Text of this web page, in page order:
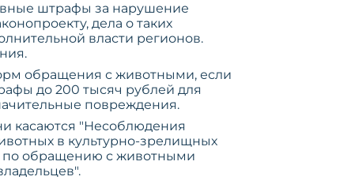
штрафы за нарушение
дела о таких
власти регионов.
обращения с животными, если
до 200 тысяч рублей для
повреждения.
касаются "Несоблюдения
в культурно-зрелищных
по обращению с животными